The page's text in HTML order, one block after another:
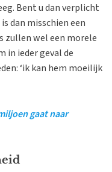
Bent u dan verplicht
dan misschien een
zullen wel een morele
in ieder geval de
‘ik kan hem moeilijk
gaat naar